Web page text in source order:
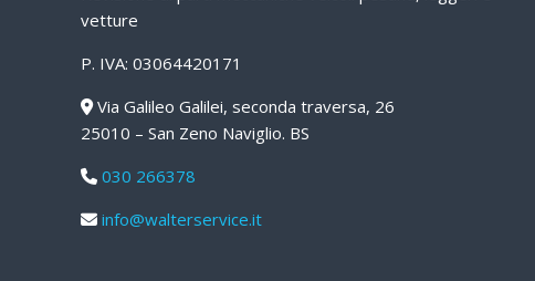
vetture
P. IVA: 03064420171
Via Galileo Galilei, seconda traversa, 26
25010 – San Zeno Naviglio. BS
030 266378
info@walterservice.it